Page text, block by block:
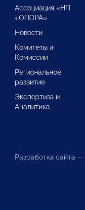
Ассоциация «НП
«ОПОРА»
Новости
Комитеты и
Комиссии
Региональное
развитие
Экспертиза и
Аналитика
Разработка сайта —